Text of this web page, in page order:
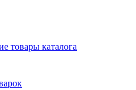
товары каталога